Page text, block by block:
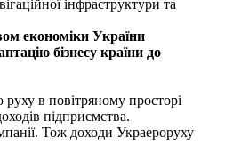
інфраструктури та
економіки України
бізнесу країни до
в повітряному просторі
підприємства.
Тож доходи Украероруху